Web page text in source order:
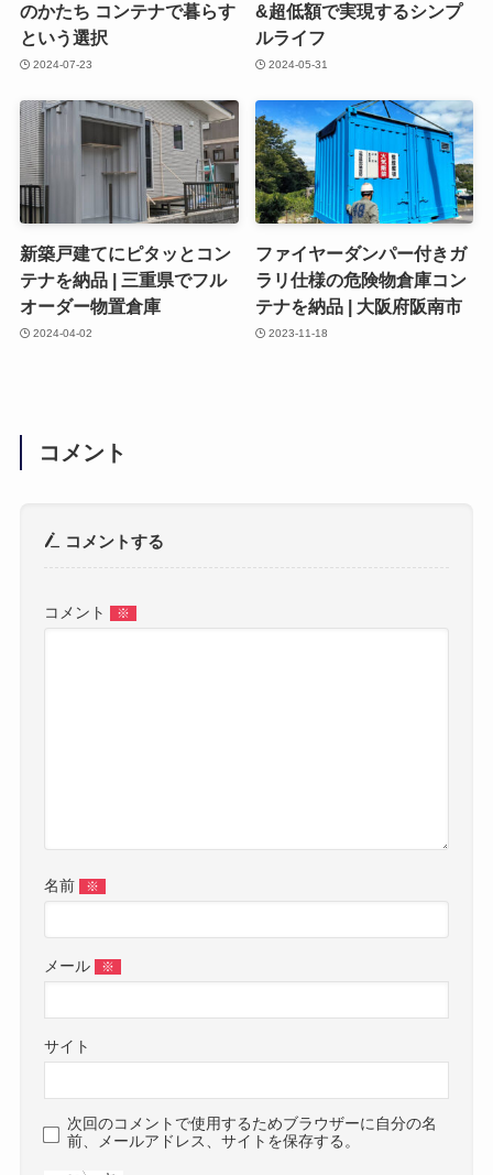
のかたち コンテナで暮らす
という選択
2024-07-23
&超低額で実現するシンプ
ルライフ
2024-05-31
新築戸建てにピタッとコン
テナを納品 | 三重県でフル
オーダー物置倉庫
2024-04-02
ファイヤーダンパー付きガ
ラリ仕様の危険物倉庫コン
テナを納品 | 大阪府阪南市
2023-11-18
コメント
コメントする
コメント ※
名前 ※
メール ※
サイト
次回のコメントで使用するためブラウザーに自分の名
前、メールアドレス、サイトを保存する。